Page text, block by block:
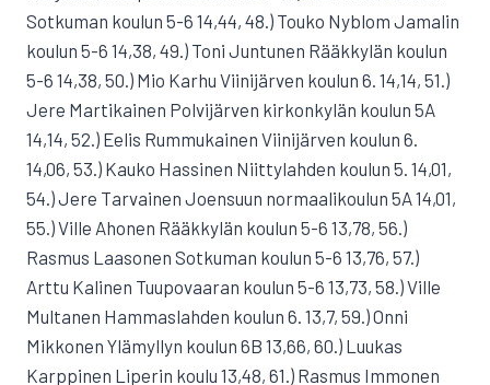
Sotkuman koulun 5-6 14,44, 48.) Touko Nyblom Jamalin
koulun 5-6 14,38, 49.) Toni Juntunen Rääkkylän koulun
5-6 14,38, 50.) Mio Karhu Viinijärven koulun 6. 14,14, 51.)
Jere Martikainen Polvijärven kirkonkylän koulun 5A
14,14, 52.) Eelis Rummukainen Viinijärven koulun 6.
14,06, 53.) Kauko Hassinen Niittylahden koulun 5. 14,01,
54.) Jere Tarvainen Joensuun normaalikoulun 5A 14,01,
55.) Ville Ahonen Rääkkylän koulun 5-6 13,78, 56.)
Rasmus Laasonen Sotkuman koulun 5-6 13,76, 57.)
Arttu Kalinen Tuupovaaran koulun 5-6 13,73, 58.) Ville
Multanen Hammaslahden koulun 6. 13,7, 59.) Onni
Mikkonen Ylämyllyn koulun 6B 13,66, 60.) Luukas
Karppinen Liperin koulu 13,48, 61.) Rasmus Immonen